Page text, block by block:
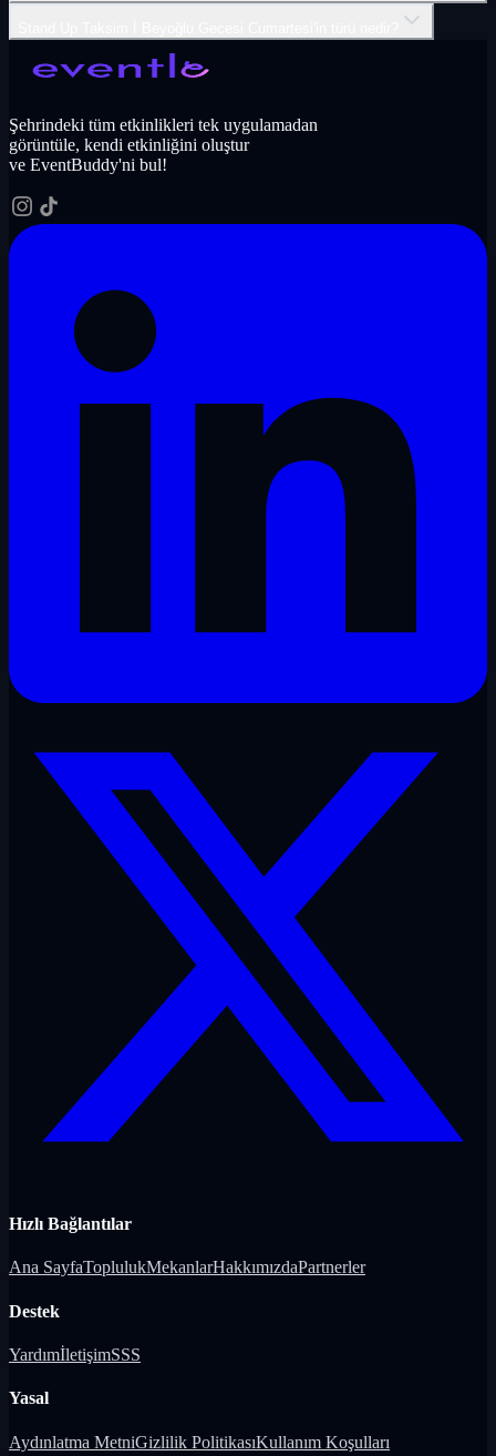
Şehrindeki tüm etkinlikleri tek uygulamadan
görüntüle, kendi etkinliğini oluştur
ve EventBuddy'ni bul!
Hızlı Bağlantılar
Ana SayfaToplulukMekanlarHakkımızdaPartnerler
Destek
YardımİletişimSSS
Yasal
Aydınlatma MetniGizlilik PolitikasıKullanım Koşulları